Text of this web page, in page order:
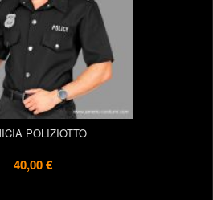
POLIZIOTTO
40,00 €